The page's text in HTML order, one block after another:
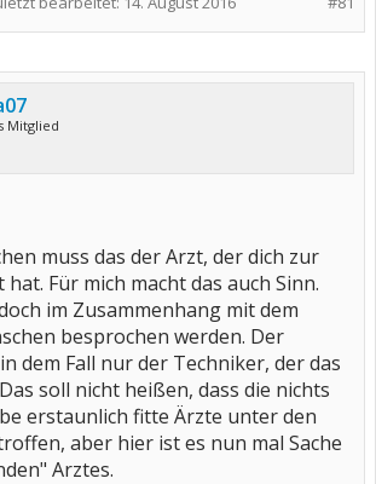
Mitglied
muss das der Arzt, der dich zur
Für mich macht das auch Sinn.
im Zusammenhang mit dem
besprochen werden. Der
dem Fall nur der Techniker, der das
soll nicht heißen, dass die nichts
erstaunlich fitte Ärzte unter den
aber hier ist es nun mal Sache
Arztes.